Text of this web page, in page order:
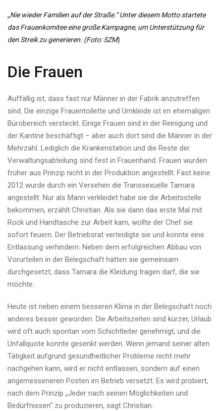
„Nie wieder Familien auf der Straße.“ Unter diesem Motto startete
das Frauenkomitee eine große Kampagne, um Unterstützung für
den Streik zu generieren. (Foto: SZM)
Die Frauen
Auffällig ist, dass fast nur Männer in der Fabrik anzutreffen
sind. Die einzige Frauentoilette und Umkleide ist im ehemaligen
Bürobereich versteckt. Einige Frauen sind in der Reinigung und
der Kantine beschäftigt – aber auch dort sind die Männer in der
Mehrzahl. Lediglich die Krankenstation und die Reste der
Verwaltungsabteilung sind fest in Frauenhand. Frauen wurden
früher aus Prinzip nicht in der Produktion angestellt. Fast keine.
2012 wurde durch ein Versehen die Transsexuelle Tamara
angestellt. Nur als Mann verkleidet habe sie die Arbeitsstelle
bekommen, erzählt Christian. Als sie dann das erste Mal mit
Rock und Handtasche zur Arbeit kam, wollte der Chef sie
sofort feuern. Der Betriebsrat verteidigte sie und konnte eine
Entlassung verhindern. Neben dem erfolgreichen Abbau von
Vorurteilen in der Belegschaft hätten sie gemeinsam
durchgesetzt, dass Tamara die Kleidung tragen darf, die sie
möchte.
Heute ist neben einem besseren Klima in der Belegschaft noch
anderes besser geworden. Die Arbeitszeiten sind kürzer, Urlaub
wird oft auch spontan vom Schichtleiter genehmigt, und die
Unfallquote konnte gesenkt werden. Wenn jemand seiner alten
Tätigkeit aufgrund gesundheitlicher Probleme nicht mehr
nachgehen kann, wird er nicht entlassen, sondern auf einen
angemesseneren Posten im Betrieb versetzt. Es wird probiert,
nach dem Prinzip „Jeder nach seinen Möglichkeiten und
Bedürfnissen“ zu produzieren, sagt Christian.